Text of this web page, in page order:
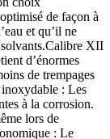
de façon à
et qu’il ne
solvants.Calibre XII
d’énormes
de trempages
: Les
à la corrosion.
lors de
: Le